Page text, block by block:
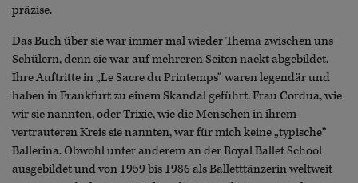
präzise.
Das Buch über sie war immer mal wieder Thema zwischen uns
Schülern, denn sie war auf mehreren Seiten nackt abgebildet.
Ihre Auftritte in „Le Sacre du Printemps“ waren legendär und
haben in Frankfurt zu einem Skandal geführt. Frau Cordua, wie
wir sie nannten, oder Trixie, wie die Menschen in ihrem
vertrauteren Kreis sie nannten, war für mich keine „typische“
Ballerina. Obwohl unter anderem an der Royal Ballet School
ausgebildet und von 1959 bis 1986 als Balletttänzerin weltweit